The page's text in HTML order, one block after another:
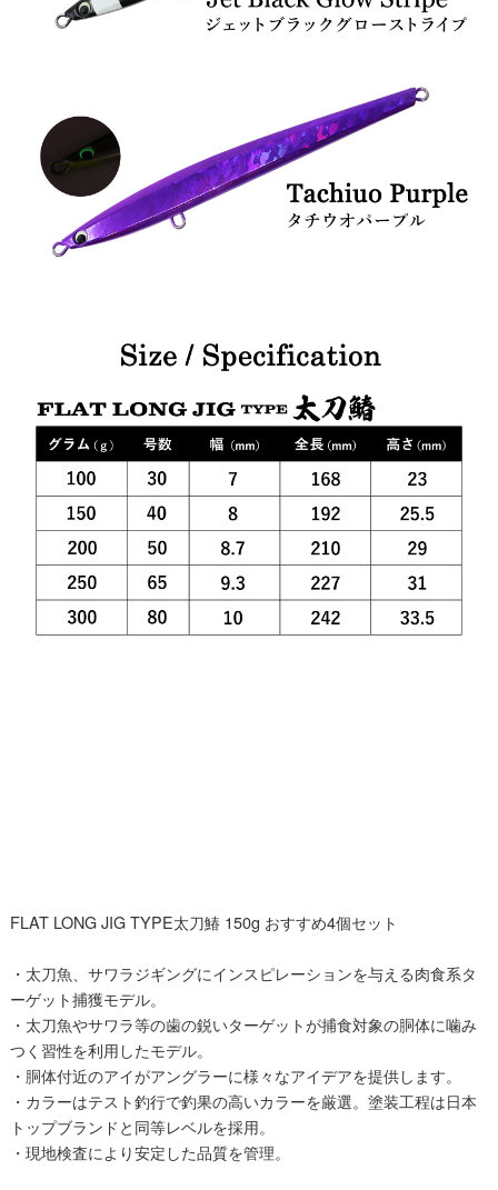
FLAT LONG JIG TYPE太刀鰆 150g おすすめ4個セット
・太刀魚、サワラジギングにインスピレーションを与える肉食系タ
ーゲット捕獲モデル。
・太刀魚やサワラ等の歯の鋭いターゲットが捕食対象の胴体に噛み
つく習性を利用したモデル。
・胴体付近のアイがアングラーに様々なアイデアを提供します。
・カラーはテスト釣行で釣果の高いカラーを厳選。塗装工程は日本
トップブランドと同等レベルを採用。
・現地検査により安定した品質を管理。